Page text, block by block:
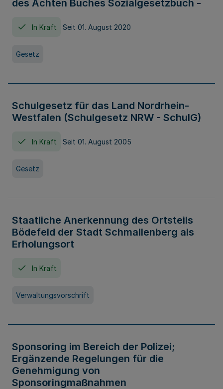
des Achten Buches Sozialgesetzbuch -
In Kraft Seit 01. August 2020
Gesetz
Schulgesetz für das Land Nordrhein-
Westfalen (Schulgesetz NRW - SchulG)
In Kraft Seit 01. August 2005
Gesetz
Staatliche Anerkennung des Ortsteils
Bödefeld der Stadt Schmallenberg als
Erholungsort
In Kraft
Verwaltungsvorschrift
Sponsoring im Bereich der Polizei;
Ergänzende Regelungen für die
Genehmigung von
Sponsoringmaßnahmen